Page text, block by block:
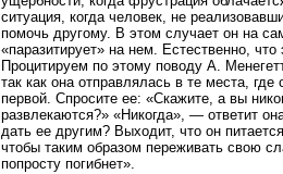
ситуация, когда человек, не
помочь другому. В этом случает он на
«паразитирует» на нем. Естественно,
Процитируем по этому поводу А.
так как она отправлялась в те места,
первой. Спросите ее: «Скажите, а вы
развлекаются?» «Никогда», — ответит
дать ее другим? Выходит, что он
чтобы таким образом переживать свою
попросту погибнет».